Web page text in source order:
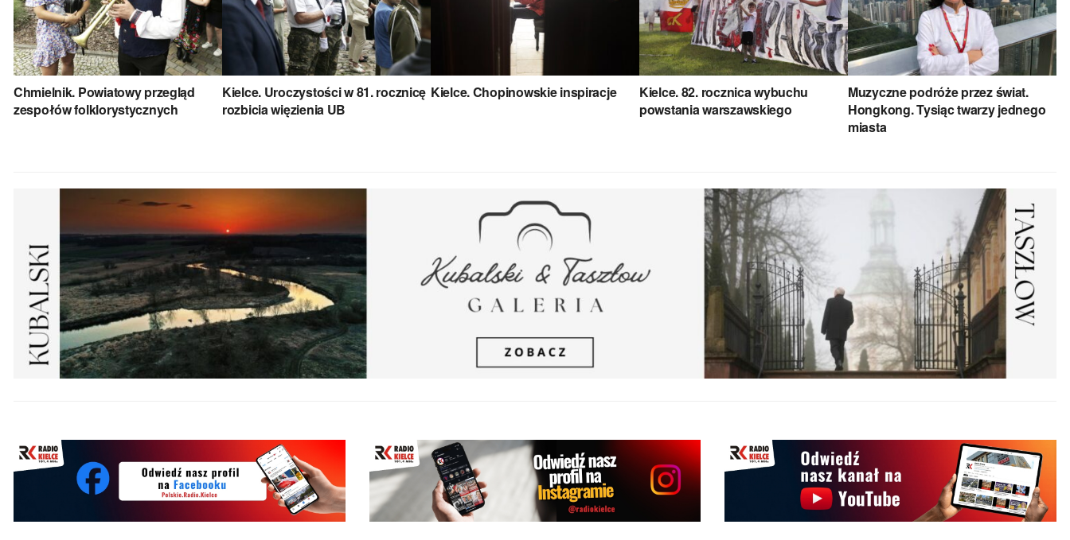
Chmielnik. Powiatowy przegląd
zespołów folklorystycznych
Kielce. Uroczystości w 81. rocznicę
rozbicia więzienia UB
Kielce. Chopinowskie inspiracje
Kielce. 82. rocznica wybuchu
powstania warszawskiego
Muzyczne podróże przez świat.
Hongkong. Tysiąc twarzy jednego
miasta